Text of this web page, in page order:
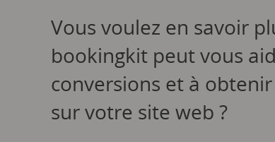
Vous voulez en savoir
bookingkit peut vous
conversions et à
sur votre site web ?